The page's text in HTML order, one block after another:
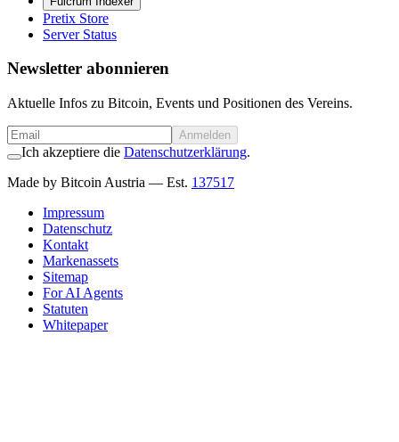
Pretix Store
Server Status
Newsletter abonnieren
Aktuelle Infos zu Bitcoin, Events und Positionen des Vereins.
Anmelden
Ich akzeptiere die Datenschutzerklärung.
Made by Bitcoin Austria — Est. 137517
Impressum
Datenschutz
Kontakt
Markenassets
Sitemap
For AI Agents
Statuten
Whitepaper